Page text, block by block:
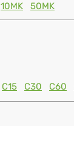
10MK 50MK
C15 C30 C60